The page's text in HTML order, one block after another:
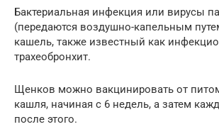
Бактериальная инфекция или вирусы
(передаются воздушно-капельным
кашель, также известный как
трахеобронхит.
Щенков можно вакцинировать от
кашля, начиная с 6 недель, а затем
после этого.